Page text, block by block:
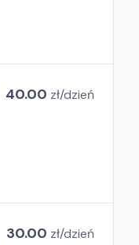
40.00 zł/dzień
30.00 zł/dzień